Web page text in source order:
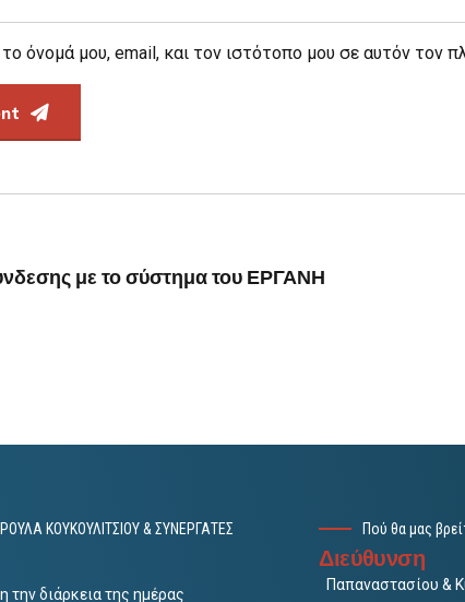
όνομά μου, email, και τον ιστότοπο μου σε αυτόν τον
με το σύστημα του ΕΡΓΑΝΗ
ΚΟΥΚΟΥΛΙΤΣΙΟΥ & ΣΥΝΕΡΓΑΤΕΣ
την διάρκεια της ημέρας
Πού θα μας
Διεύθυνση
Παπαναστασίου &